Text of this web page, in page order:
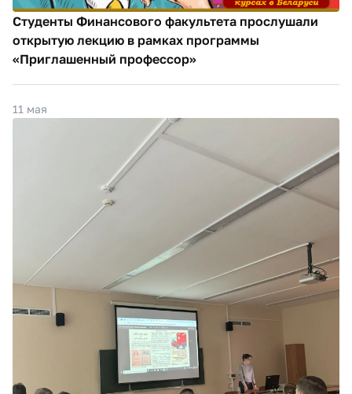
Студенты Финансового факультета прослушали
открытую лекцию в рамках программы
«Приглашенный профессор»
11 мая